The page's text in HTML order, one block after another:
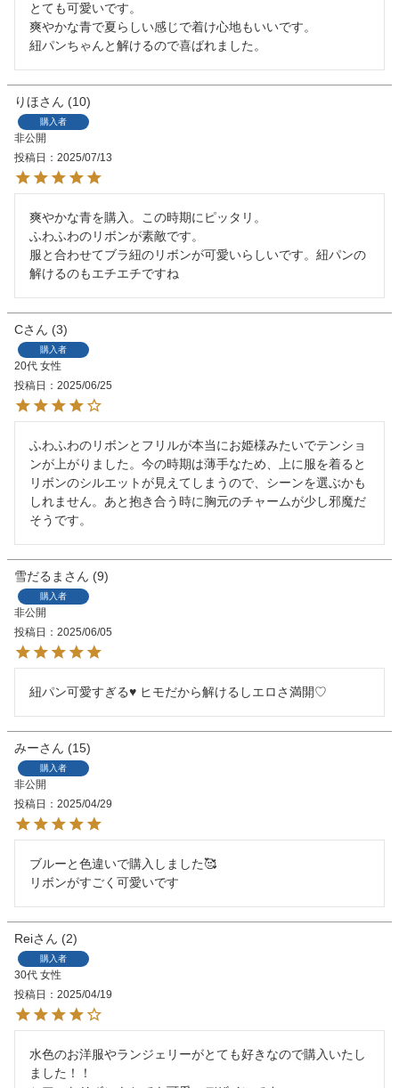
とても可愛いです。
爽やかな青で夏らしい感じで着け心地もいいです。
紐パンちゃんと解けるので喜ばれました。
りほ 10
購入者
非公開
投稿日
2025/07/13
爽やかな青を購入。この時期にピッタリ。
ふわふわのリボンが素敵です。
服と合わせてブラ紐のリボンが可愛いらしいです。紐パンの
解けるのもエチエチですね
C 3
購入者
20代 女性
投稿日
2025/06/25
ふわふわのリボンとフリルが本当にお姫様みたいでテンショ
ンが上がりました。今の時期は薄手なため、上に服を着ると
リボンのシルエットが見えてしまうので、シーンを選ぶかも
しれません。あと抱き合う時に胸元のチャームが少し邪魔だ
そうです。
雪だるま 9
購入者
非公開
投稿日
2025/06/05
紐パン可愛すぎる♥️ ヒモだから解けるしエロさ満開♡
みー 15
購入者
非公開
投稿日
2025/04/29
ブルーと色違いで購入しました🥰
Rei 2
購入者
30代 女性
投稿日
2025/04/19
水色のお洋服やランジェリーがとても好きなので購入いたし
ました！！